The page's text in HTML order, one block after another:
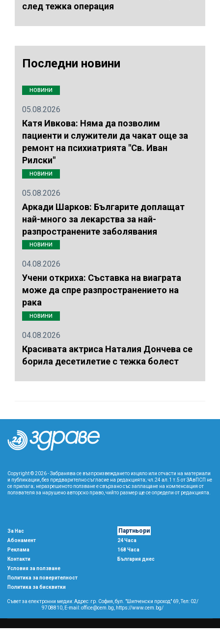
след тежка операция
Последни новини
НОВИНИ
05.08.2026
Катя Ивкова: Няма да позволим
пациенти и служители да чакат още за
ремонт на психиатрията "Св. Иван
Рилски"
НОВИНИ
05.08.2026
Аркади Шарков: Българите доплащат
най-много за лекарства за най-
разпространените заболявания
НОВИНИ
04.08.2026
Учени откриха: Съставка на виаграта
може да спре разпространението на
рака
НОВИНИ
04.08.2026
Красивата актриса Наталия Дончева се
борила десетилетие с тежка болест
Copyright © 2026 - Забранява се възпроизвеждането изцяло или отчасти на материали
и публикации, без предварително съгласие на редакцията; чл.24 ал.1 т.5 от ЗАвПСП не
се прилага; неразрешеното ползване е свързано със заплащане на компенсация от
ползвателя за нарушено авторско право, чийто размер ще се определи от редакцията.
За Нас
Абонамент
Реклама
Контакти
Условия за ползване
Политика за поверителност
Политика за бисквитки
Партньори
24 Часа
168 Часа
България днес
Съвет за електронни медии: Адрес: гр. София, бул. "Шипченски проход" 69, Тел: 02/
9708810, E-mail:office@cem.bg https://www.cem.bg/